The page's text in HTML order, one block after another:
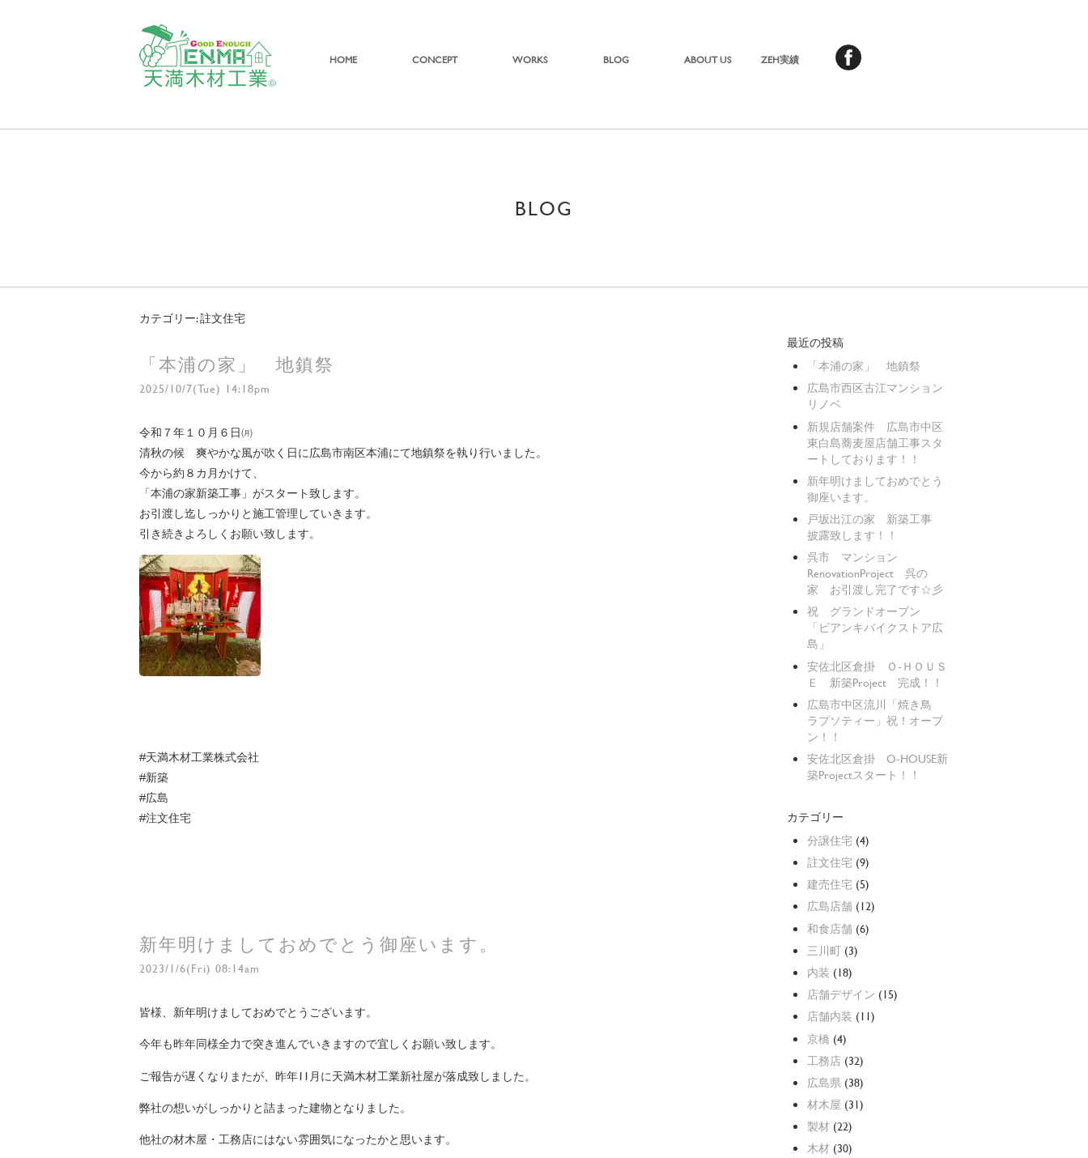
HOME CONCEPT WORKS BLOG ABOUT US ZEH実績
BLOG
カテゴリー: 註文住宅
「本浦の家」 地鎮祭
2025/10/7(Tue) 14:18pm
令和７年１０月６日㈪
清秋の候 爽やかな風が吹く日に広島市南区本浦にて地鎮祭を執り行いました。
今から約８カ月かけて、
「本浦の家新築工事」がスタート致します。
お引渡し迄しっかりと施工管理していきます。
引き続きよろしくお願い致します。
#天満木材工業株式会社
#新築
#広島
#注文住宅
新年明けましておめでとう御座います。
2023/1/6(Fri) 08:14am
皆様、新年明けましておめでとうございます。
今年も昨年同様全力で突き進んでいきますので宜しくお願い致します。
ご報告が遅くなりまたが、昨年11月に天満木材工業新社屋が落成致しました。
弊社の想いがしっかりと詰まった建物となりました。
他社の材木屋・工務店にはない雰囲気になったかと思います。
最近の投稿
「本浦の家」 地鎮祭
広島市西区古江マンション
リノベ
新規店舗案件 広島市中区
東白島蕎麦屋店舗工事スタ
ートしております！！
新年明けましておめでとう
御座います。
戸坂出江の家 新築工事
披露致します！！
呉市 マンション
RenovationProject 呉の
家 お引渡し完了です☆彡
祝 グランドオープン
「ビアンキバイクストア広
島」
安佐北区倉掛 Ｏ-ＨＯＵＳ
Ｅ 新築Project 完成！！
広島市中区流川「焼き鳥
ラプソティー」祝！オープ
ン！！
安佐北区倉掛 O-HOUSE新
築Projectスタート！！
カテゴリー
分譲住宅 (4)
註文住宅 (9)
建売住宅 (5)
広島店舗 (12)
和食店舗 (6)
三川町 (3)
内装 (18)
店舗デザイン (15)
店舗内装 (11)
京橋 (4)
工務店 (32)
広島県 (38)
材木屋 (31)
製材 (22)
木材 (30)